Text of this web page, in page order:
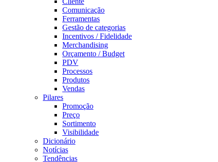
Comunicação
Ferramentas
Gestão de categorias
Incentivos / Fidelidade
Merchandising
Orçamento / Budget
PDV
Processos
Produtos
Vendas
Pilares
Promoção
Preço
Sortimento
Visibilidade
Dicionário
Notícias
Tendências